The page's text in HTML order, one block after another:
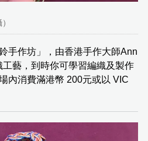
手作坊」，由香港手作大師Ann
藝，到時你可學習編織及製作
內消費滿港幣 200元或以 VIC